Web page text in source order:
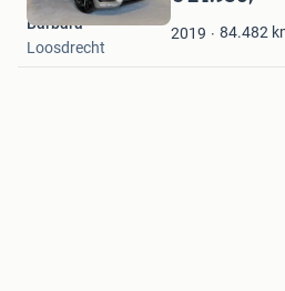
Mijn
Favorieten
2019 84.482
Barbara
Loosdrecht